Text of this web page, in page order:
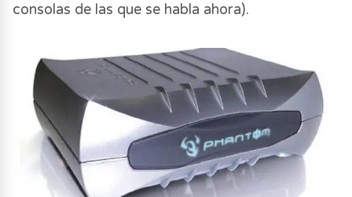
consolas de las que se habla ahora).